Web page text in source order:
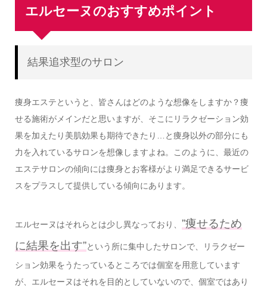
エルセーヌのおすすめポイント
結果追求型のサロン
痩身エステというと、皆さんはどのような想像をしますか？痩
せる施術がメインだと思いますが、そこにリラクゼーション効
果を加えたり美肌効果も期待できたり…と痩身以外の部分にも
力を入れているサロンを想像しますよね。このように、最近の
エステサロンの傾向には痩身とお客様がより満足できるサービ
スをプラスして提供している傾向にあります。
エルセーヌはそれらとは少し異なっており、 ”痩せるため
に結果を出す”という所に集中したサロンで、リラクゼー
ション効果をうたっているところでは個室を用意しています
が、エルセーヌはそれを目的としていないので、個室ではあり